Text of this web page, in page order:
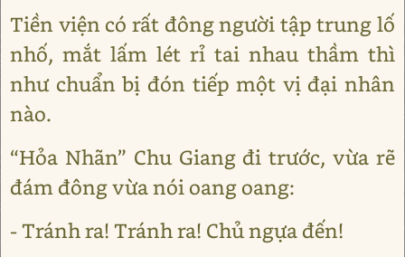
Tiền viện có rất đông người tập trung lố
nhố, mắt lấm lét rỉ tai nhau thầm thì
như chuẩn bị đón tiếp một vị đại nhân
nào.
“Hỏa Nhãn” Chu Giang đi trước, vừa rẽ
đám đông vừa nói oang oang:
- Tránh ra! Tránh ra! Chủ ngựa đến!